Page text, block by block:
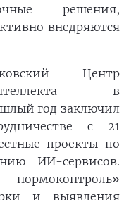
решения,
внедряются
Центр
в
год заключил
с 21
проекты по
ИИ-сервисов.
и выявления